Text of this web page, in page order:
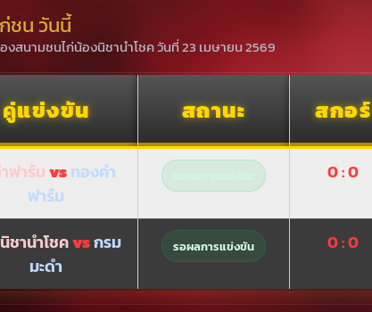
ชน วันนี้
สนามชนไก่น้องนิชานำโชค วันที่ 23 เมษายน 2569
คู่แข่งขัน สถานะ สกอร์
ฟาร์มvsทองคำ
ฟาร์ม
0 : 0
ชานำโชคvsกรม
มะดำ
รอผลการแข่งขัน 0 : 0